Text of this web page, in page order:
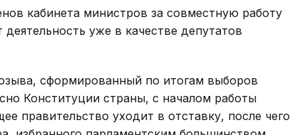
кабинета министров за совместную работу
уже в качестве депутатов
сформированный по итогам выборов
Конституции страны, с началом работы
правительство уходит в отставку, после чего